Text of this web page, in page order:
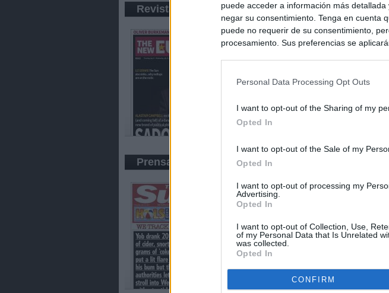
puede acceder a información más
negar su consentimiento. Tenga en cuenta
puede no requerir de su consentimiento,
procesamiento. Sus preferencias se
Personal Data Processing Opt Outs
I want to opt-out of the Sharing of my
Opted In
I want to opt-out of the Sale of my
Opted In
I want to opt-out of processing my
Advertising.
Opted In
I want to opt-out of Collection, Use,
of my Personal Data that Is Unrelated
was collected.
Opted In
CONFIRM
Revistas
Prensa Amarilla